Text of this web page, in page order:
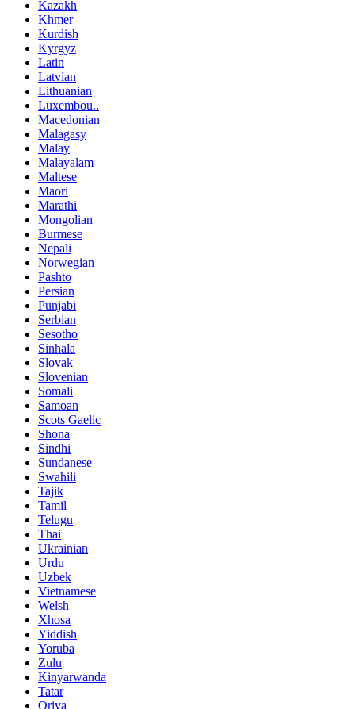
Kazakh
Khmer
Kurdish
Kyrgyz
Latin
Latvian
Lithuanian
Luxembou..
Macedonian
Malagasy
Malay
Malayalam
Maltese
Maori
Marathi
Mongolian
Burmese
Nepali
Norwegian
Pashto
Persian
Punjabi
Serbian
Sesotho
Sinhala
Slovak
Slovenian
Somali
Samoan
Scots Gaelic
Shona
Sindhi
Sundanese
Swahili
Tajik
Tamil
Telugu
Thai
Ukrainian
Urdu
Uzbek
Vietnamese
Welsh
Xhosa
Yiddish
Yoruba
Zulu
Kinyarwanda
Tatar
Oriya